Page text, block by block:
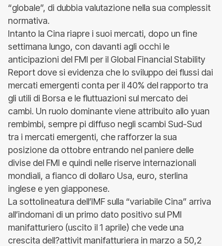
“globale”, di dubbia valutazione nella sua complessit
normativa.
Intanto la Cina riapre i suoi mercati, dopo un fine
settimana lungo, con davanti agli occhi le
anticipazioni del FMI per il Global Financial Stability
Report dove si evidenza che lo sviluppo dei flussi dai
mercati emergenti conta per il 40% del rapporto tra
gli utili di Borsa e le fluttuazioni sul mercato dei
cambi. Un ruolo dominante viene attribuito allo yuan
rembimbi, sempre pi diffuso negli scambi Sud-Sud
tra i mercati emergenti, che rafforzer la sua
posizione da ottobre entrando nel paniere delle
divise del FMI e quindi nelle riserve internazionali
mondiali, a fianco di dollaro Usa, euro, sterlina
inglese e yen giapponese.
La sottolineatura dell’IMF sulla “variabile Cina” arriva
all’indomani di un primo dato positivo sul PMI
manifatturiero (uscito il 1 aprile) che vede una
crescita dell?attivit manifatturiera in marzo a 50,2